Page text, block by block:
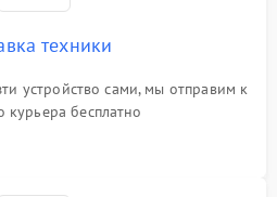
техники
устройство сами, мы отправим к
курьера бесплатно